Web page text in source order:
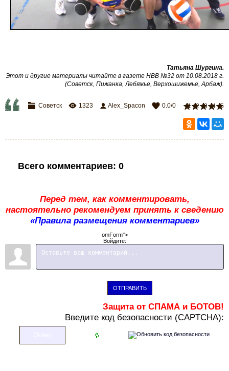
Татьяна Шургина.
Этот и другие материалы читайте в газете НВВ №32 от 10.08.2018 г.
(Советск, Пижанка, Лебяжье, Верхошижемье, Арбаж).
1 2 3 4 5
Советск 1323 Alex_Spacon 0.0/0
Всего комментариев: 0
Перед тем, как комментировать,
настоятельно рекомендуем принять к сведению
«Правила размещения комментариев»
omForm">
Войдите:
ОТПРАВИТЬ
Защита от СПАМА и БОТОВ!
Введите код безопасности (CAPTCHA):